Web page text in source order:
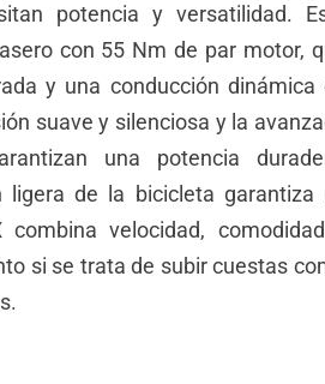
potencia y versatilidad.
con 55 Nm de par motor,
y una conducción dinámica
suave y silenciosa y la
una potencia
ligera de la bicicleta garantiza
velocidad,
si se trata de subir cuestas